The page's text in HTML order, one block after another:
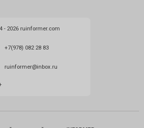
- 2026 ruinformer.com
+7(978) 082 28 83
ruinformer@inbox.ru